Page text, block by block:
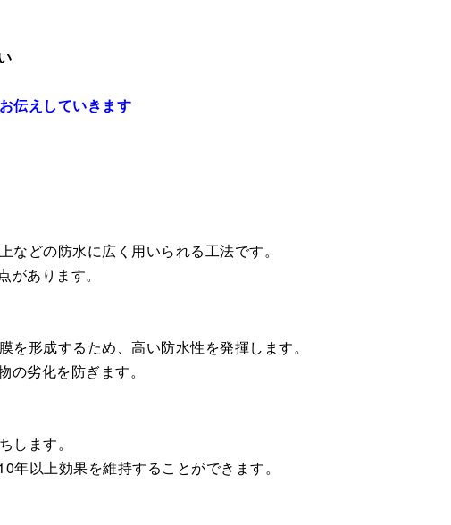
伝えしていきます
どの防水に広く用いられる工法です。
あります。
形成するため、高い防水性を発揮します。
劣化を防ぎます。
します。
以上効果を維持することができます。